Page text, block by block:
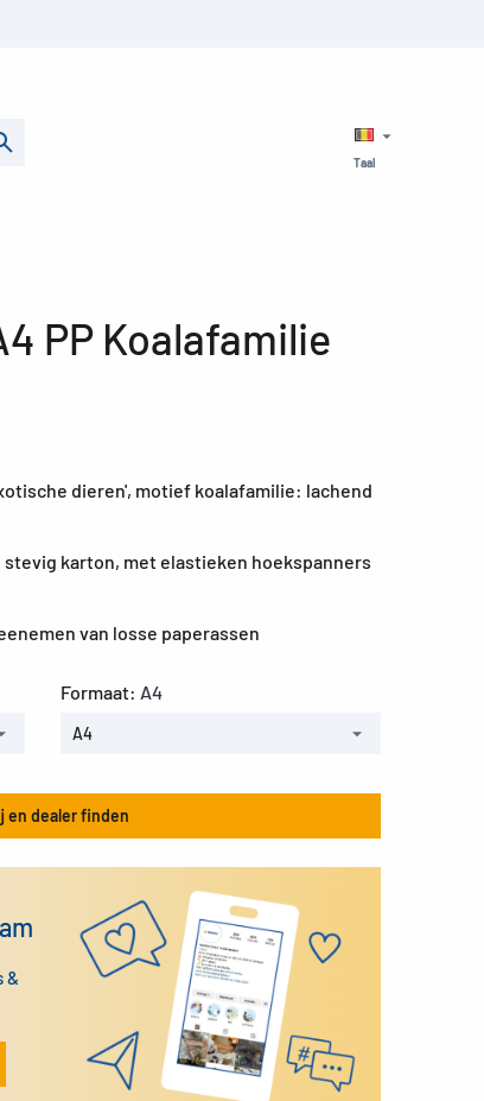
Taal
PP Koalafamilie
dieren', motief koalafamilie: lachend
stevig karton, met elastieken hoekspanners
van losse paperassen
Formaat: A4
A4
en dealer finden
&